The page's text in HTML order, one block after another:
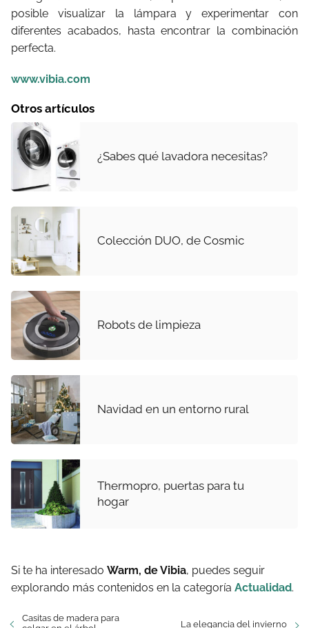
posible visualizar la lámpara y experimentar con
diferentes acabados, hasta encontrar la combinación
perfecta.
www.vibia.com
Otros artículos
¿Sabes qué lavadora necesitas?
Colección DUO, de Cosmic
Robots de limpieza
Navidad en un entorno rural
Thermopro, puertas para tu
hogar
Si te ha interesado Warm, de Vibia, puedes seguir
explorando más contenidos en la categoría Actualidad.
Casitas de madera para
La elegancia del invierno